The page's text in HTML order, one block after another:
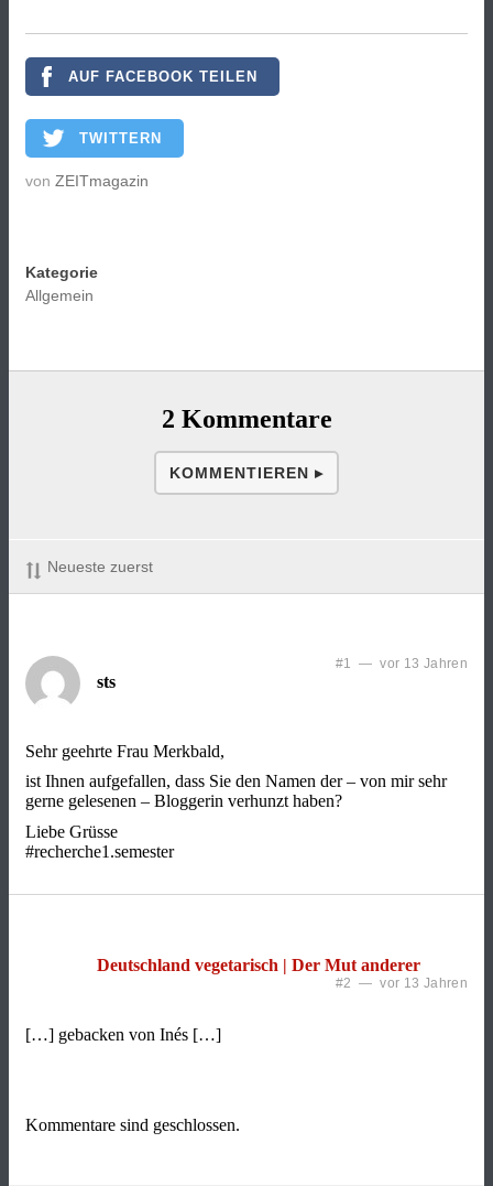
AUF FACEBOOK TEILEN
TWITTERN
von ZEITmagazin
Kategorie
Allgemein
2 Kommentare
KOMMENTIEREN ▸
Neueste zuerst
sts
#1 — vor 13 Jahren
Sehr geehrte Frau Merkbald,
ist Ihnen aufgefallen, dass Sie den Namen der – von mir sehr
gerne gelesenen – Bloggerin verhunzt haben?
Liebe Grüsse
#recherche1.semester
Deutschland vegetarisch | Der Mut anderer
#2 — vor 13 Jahren
[…] gebacken von Inés […]
Kommentare sind geschlossen.